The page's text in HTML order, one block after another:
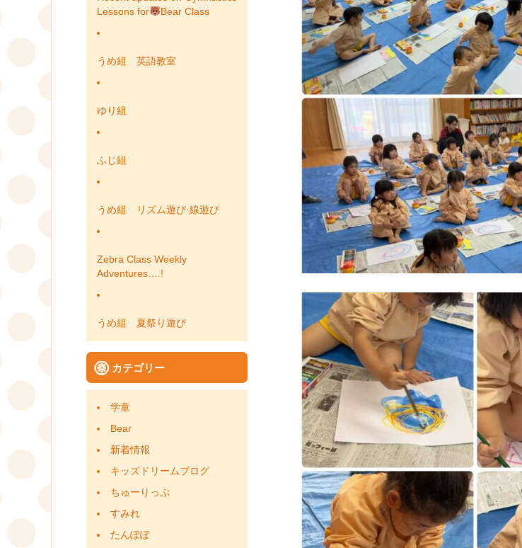
Lessons for
Bear Class
うめ組 英語教室
ゆり組
ふじ組
うめ組 リズム遊び·線遊び
Zebra Class Weekly
Adventures….!
うめ組 夏祭り遊び
カテゴリー
学童
Bear
新着情報
キッズドリームブログ
ちゅーりっぷ
すみれ
たんぽぽ